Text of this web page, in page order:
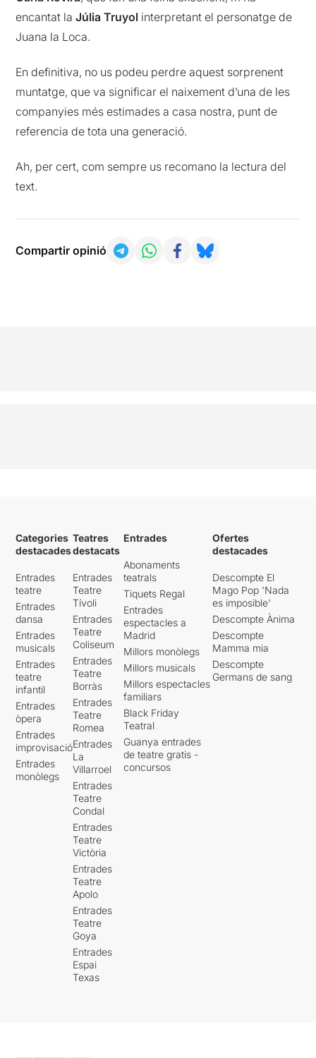
encantat laJúlia Truyol interpretant el personatge de
Juana la Loca.
En definitiva, no us podeu perdre aquest sorprenent
muntatge, que va significar el naixement d’una de les
companyies més estimades a casa nostra, punt de
referencia de tota una generació.
Ah, per cert, com sempre us recomano la lectura del
text.
Compartir opinió
Categories
destacades
Entrades
teatre
Entrades
dansa
Entrades
musicals
Entrades
teatre
infantil
Entrades
òpera
Entrades
improvisació
Entrades
monòlegs
Teatres
destacats
Entrades
Teatre
Tívoli
Entrades
Teatre
Coliseum
Entrades
Teatre
Borràs
Entrades
Teatre
Romea
Entrades
La
Villarroel
Entrades
Teatre
Condal
Entrades
Teatre
Victòria
Entrades
Teatre
Apolo
Entrades
Teatre
Goya
Entrades
Espai
Texas
Entrades
Abonaments
teatrals
Tiquets Regal
Entrades
espectacles a
Madrid
Millors monòlegs
Millors musicals
Millors espectacles
familiars
Black Friday
Teatral
Guanya entrades
de teatre gratis -
concursos
Ofertes
destacades
Descompte El
Mago Pop 'Nada
es imposible'
Descompte Ànima
Descompte
Mamma mia
Descompte
Germans de sang